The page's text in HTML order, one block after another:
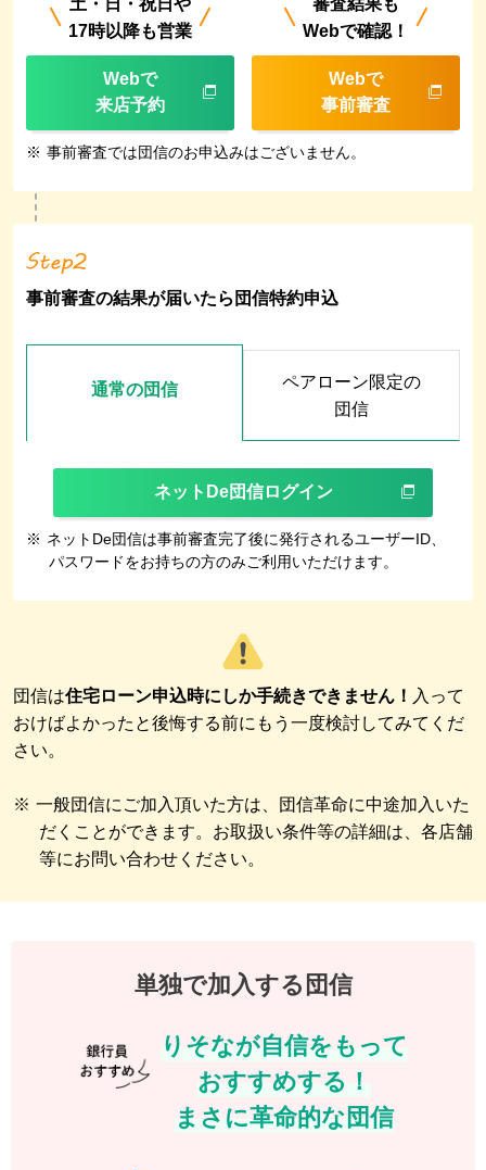
17時以降も営業
Webで
来店予約
Webで確認！
Webで
事前審査
※ 事前審査では団信のお申込みはございません。
事前審査の結果が届いたら団信特約申込
通常の団信
ペアローン限定の
団信
ネットDe団信ログイン
※ ネットDe団信は事前審査完了後に発行されるユーザーID、
パスワードをお持ちの方のみご利用いただけます。
団信は住宅ローン申込時にしか手続きできません！ 入って
おけばよかったと後悔する前にもう一度検討してみてくだ
さい。
※ 一般団信にご加入頂いた方は、団信革命に中途加入いた
だくことができます。お取扱い条件等の詳細は、各店舗
等にお問い合わせください。
単独で加入する団信
りそなが自信をもって
おすすめする！
まさに革命的な団信